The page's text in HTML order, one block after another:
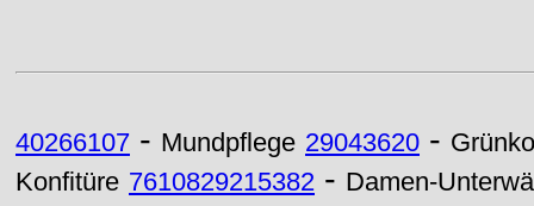
40266107 - Mundpflege 29043620 -
Konfitüre 7610829215382 - Damen-